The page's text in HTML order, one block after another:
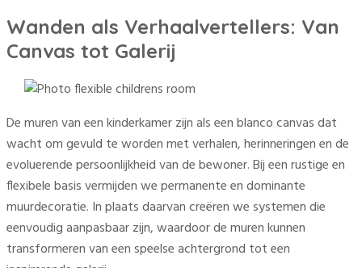
Wanden als Verhaalvertellers: Van
Canvas tot Galerij
De muren van een kinderkamer zijn als een blanco canvas dat
wacht om gevuld te worden met verhalen, herinneringen en de
evoluerende persoonlijkheid van de bewoner. Bij een rustige en
flexibele basis vermijden we permanente en dominante
muurdecoratie. In plaats daarvan creëren we systemen die
eenvoudig aanpasbaar zijn, waardoor de muren kunnen
transformeren van een speelse achtergrond tot een